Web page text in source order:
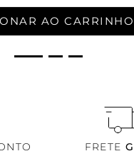
AO CARRINHO
FRETE